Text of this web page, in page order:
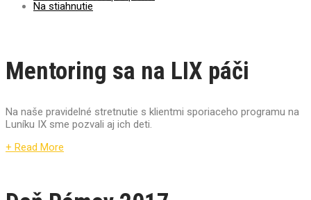
Na stiahnutie
Mentoring sa na LIX páči
Na naše pravidelné stretnutie s klientmi sporiaceho programu na
Luníku IX sme pozvali aj ich deti.
+ Read More